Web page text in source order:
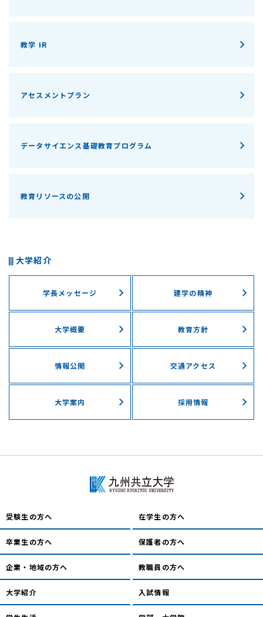
教学 IR
アセスメントプラン
データサイエンス基礎教育プログラム
教育リソースの公開
大学紹介
学長メッセージ 建学の精神
大学概要 教育方針
情報公開 交通アクセス
大学案内 採用情報
受験生の方へ 在学生の方へ
卒業生の方へ 保護者の方へ
企業・地域の方へ 教職員の方へ
大学紹介 入試情報